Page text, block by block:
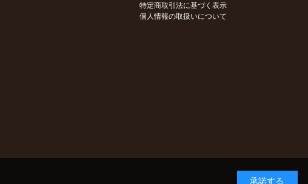
特定商取引法に基づく表示
個人情報の取扱いについて
承諾する